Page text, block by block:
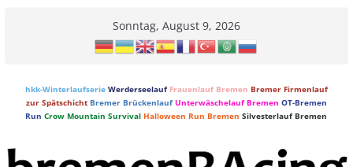
Sonntag, August 9, 2026
hkk-Winterlaufserie Werderseelauf Frauenlauf Bremen Bremer Firmenlauf
zur Spätschicht Bremer Brückenlauf Unterwäschelauf Bremen OT-Bremen
Run Crow Mountain Survival Halloween Run Bremen Silvesterlauf Bremen